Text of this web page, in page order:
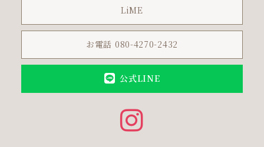
LiME
お電話 080-4270-2432
公式LINE